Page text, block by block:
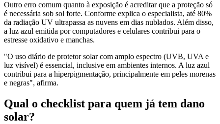
Outro erro comum quanto à exposição é acreditar que a proteção só
é necessária sob sol forte. Conforme explica o especialista, até 80%
da radiação UV ultrapassa as nuvens em dias nublados. Além disso,
a luz azul emitida por computadores e celulares contribui para o
estresse oxidativo e manchas.
"O uso diário de protetor solar com amplo espectro (UVB, UVA e
luz visível) é essencial, inclusive em ambientes internos. A luz azul
contribui para a hiperpigmentação, principalmente em peles morenas
e negras", afirma.
Qual o checklist para quem já tem dano
solar?